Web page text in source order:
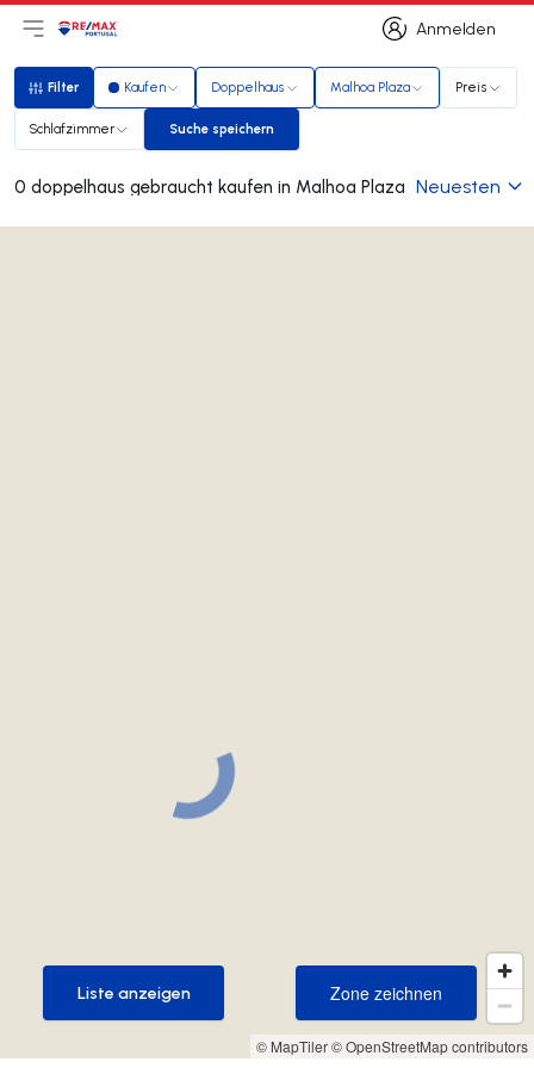
Anmelden
Anmelden
Hauptmenü öffnen
LogoZur Startseite
Filter
Filter Kaufen Doppelhaus Malhoa Plaza Preis
Schlafzimmer Suche speichern
Suche speichern
0 doppelhaus gebraucht kaufen in Malhoa Plaza Neuesten
© MapTiler© OpenStreetMap contributors
Zone zeichnen
Zone zeichnen
Liste anzeigen
Liste anzeigen